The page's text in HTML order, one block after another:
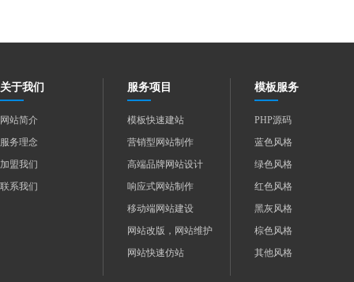
关于我们
网站简介
服务理念
加盟我们
联系我们
服务项目
模板快速建站
营销型网站制作
高端品牌网站设计
响应式网站制作
移动端网站建设
网站改版，网站维护
网站快速仿站
模板服务
PHP源码
蓝色风格
绿色风格
红色风格
黑灰风格
棕色风格
其他风格